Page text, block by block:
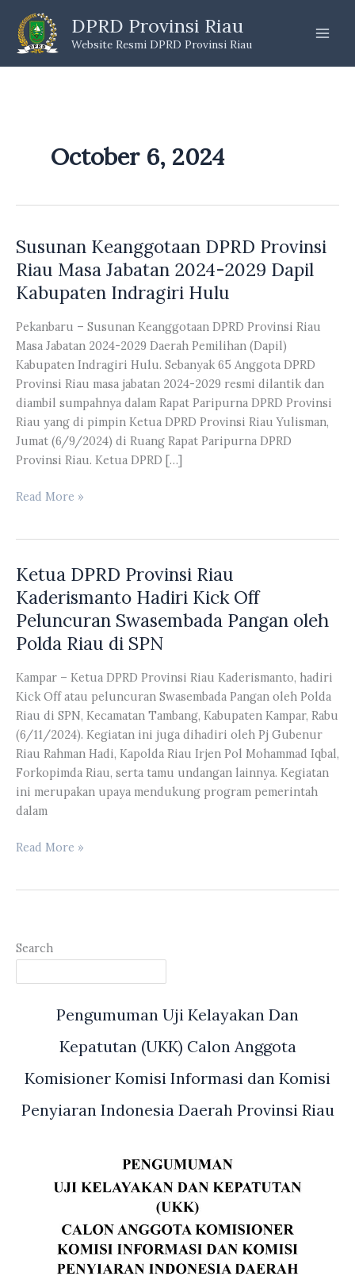
content
DPRD Provinsi Riau
Website Resmi DPRD Provinsi Riau
October 6, 2024
Susunan Keanggotaan DPRD Provinsi
Riau Masa Jabatan 2024-2029 Dapil
Kabupaten Indragiri Hulu
Pekanbaru – Susunan Keanggotaan DPRD Provinsi Riau
Masa Jabatan 2024-2029 Daerah Pemilihan (Dapil)
Kabupaten Indragiri Hulu. Sebanyak 65 Anggota DPRD
Provinsi Riau masa jabatan 2024-2029 resmi dilantik dan
diambil sumpahnya dalam Rapat Paripurna DPRD Provinsi
Riau yang di pimpin Ketua DPRD Provinsi Riau Yulisman,
Jumat (6/9/2024) di Ruang Rapat Paripurna DPRD
Provinsi Riau. Ketua DPRD […]
Susunan
Riau
Masa
Jabatan
2024-
2029
Kabupaten
Indragiri
Hulu
Read More »
Ketua DPRD Provinsi Riau
Kaderismanto Hadiri Kick Off
Peluncuran Swasembada Pangan oleh
Polda Riau di SPN
Kampar – Ketua DPRD Provinsi Riau Kaderismanto, hadiri
Kick Off atau peluncuran Swasembada Pangan oleh Polda
Riau di SPN, Kecamatan Tambang, Kabupaten Kampar, Rabu
(6/11/2024). Kegiatan ini juga dihadiri oleh Pj Gubenur
Riau Rahman Hadi, Kapolda Riau Irjen Pol Mohammad Iqbal,
Forkopimda Riau, serta tamu undangan lainnya. Kegiatan
ini merupakan upaya mendukung program pemerintah
dalam
Ketua
Hadiri
Kick
Off
Swasembada
Polda
di
Read More »
Search
Pengumuman Uji Kelayakan Dan
Kepatutan (UKK) Calon Anggota
Komisioner Komisi Informasi dan Komisi
Penyiaran Indonesia Daerah Provinsi Riau